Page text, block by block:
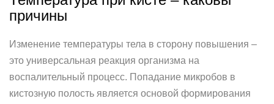
причины
Изменение температуры тела в сторону повышения –
это универсальная реакция организма на
воспалительный процесс. Попадание микробов в
кистозную полость является основой формирования